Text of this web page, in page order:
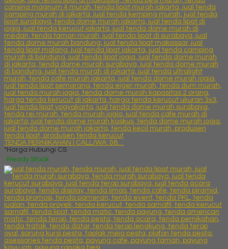
TENDA PERNIKAHAN | CALL/WA: 08....
*Harga Hubungi CS
Ready Stock